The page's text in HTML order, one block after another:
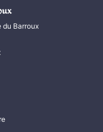
du Barroux